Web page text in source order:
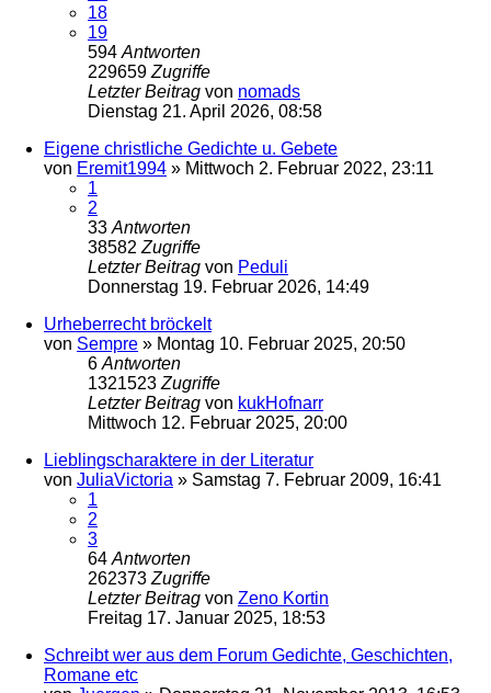
18
19
594 Antworten
229659 Zugriffe
Letzter Beitrag von nomads
Dienstag 21. April 2026, 08:58
Eigene christliche Gedichte u. Gebete
von Eremit1994 » Mittwoch 2. Februar 2022, 23:11
1
2
33 Antworten
38582 Zugriffe
Letzter Beitrag von Peduli
Donnerstag 19. Februar 2026, 14:49
Urheberrecht bröckelt
von Sempre » Montag 10. Februar 2025, 20:50
6 Antworten
1321523 Zugriffe
Letzter Beitrag von kukHofnarr
Mittwoch 12. Februar 2025, 20:00
Lieblingscharaktere in der Literatur
von JuliaVictoria » Samstag 7. Februar 2009, 16:41
1
2
3
64 Antworten
262373 Zugriffe
Letzter Beitrag von Zeno Kortin
Freitag 17. Januar 2025, 18:53
Schreibt wer aus dem Forum Gedichte, Geschichten,
Romane etc